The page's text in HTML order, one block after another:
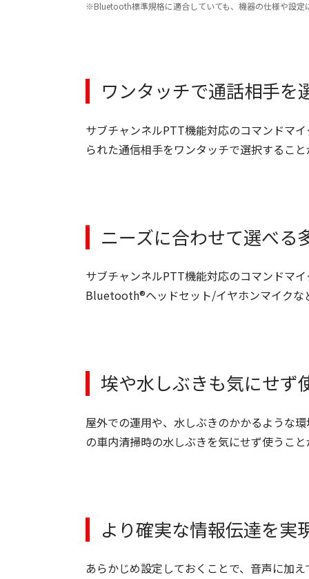
Bluetooth標準規格に適合していても、機器の仕様や設
ワンタッチで通話相手を
サブチャンネルPTT機能対応のコマンドマ
られた通信相手をワンタッチで選択するこ
ニーズに合わせて選べる
サブチャンネルPTT機能対応のコマンドマ
Bluetooth®ヘッドセット/イヤホンマイクな
埃や水しぶきも気にせず
屋外での運用や、水しぶきのかかるような
の車内清掃時の水しぶきを気にせず使うこ
より確実な情報伝達を実
あらかじめ設定しておくことで、音声に加